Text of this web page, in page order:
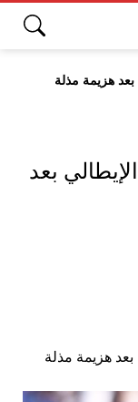
بعد هزيمة مذلة
بعد